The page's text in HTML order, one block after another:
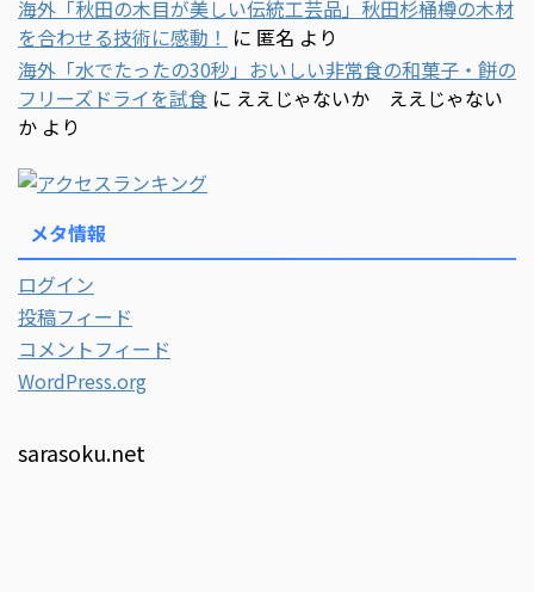
海外「秋田の木目が美しい伝統工芸品」秋田杉桶樽の木材
を合わせる技術に感動！ に 匿名 より
海外「水でたったの30秒」おいしい非常食の和菓子・餅の
フリーズドライを試食 に ええじゃないか ええじゃない
か より
メタ情報
ログイン
投稿フィード
コメントフィード
WordPress.org
sarasoku.net